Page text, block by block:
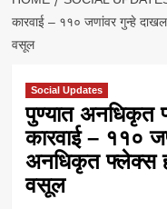
कारवाई – ११० जणांवर गुन्हे
वसूल
Social Updates
पुण्यात अनधिकृत
कारवाई – ११०
अनधिकृत फ्लेक्स
वसूल